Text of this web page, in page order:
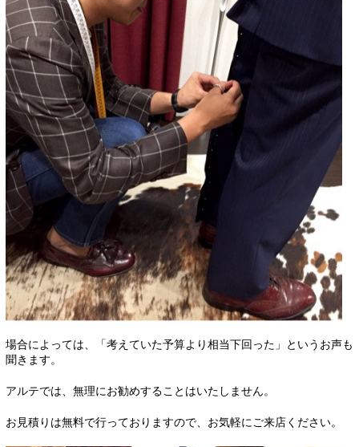
場合によっては、「考えていた予算より相当下回った」というお声も
聞きます。
アルテでは、無理にお勧めすることはいたしません。
お見積りは無料で行っておりますので、お気軽にご来店ください。